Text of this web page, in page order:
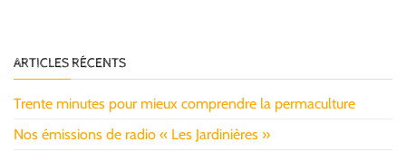
ARTICLES RÉCENTS
Trente minutes pour mieux comprendre la permaculture
Nos émissions de radio « Les Jardinières »